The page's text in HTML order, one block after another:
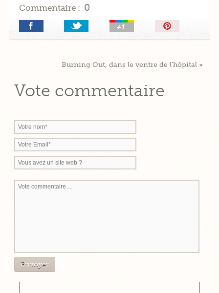
Commentaire : 0
Épingler!
Burning Out, dans le ventre de l’hôpital»
Vote commentaire